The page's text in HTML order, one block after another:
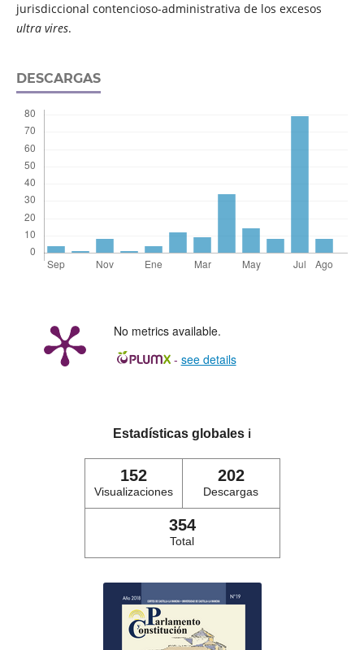
jurisdiccional contencioso-administrativa de los excesos
ultra vires.
DESCARGAS
No metrics available.
- see details
Estadísticas globales ℹ️
152
Visualizaciones
202
Descargas
354
Total